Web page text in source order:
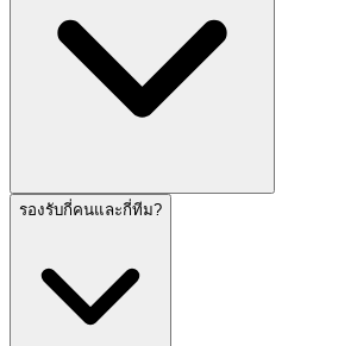
รองรับกี่คนและกี่ทีม?